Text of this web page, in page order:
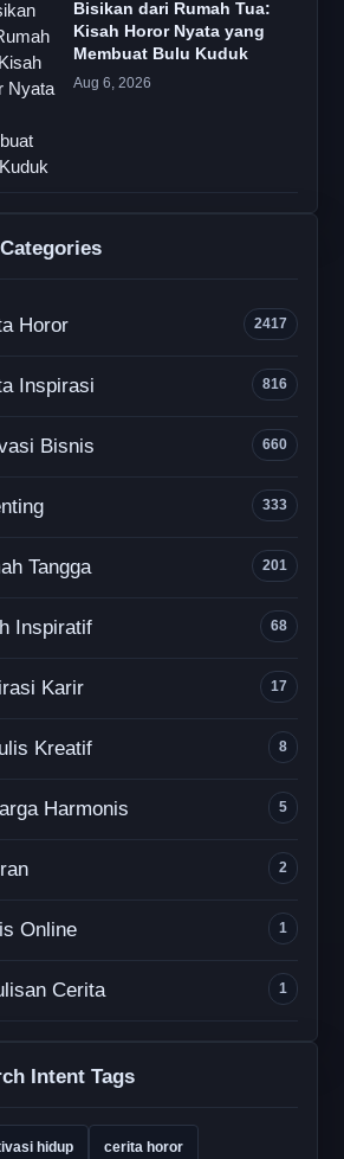
Bisikan dari Rumah Tua:
Kisah Horor Nyata yang
Membuat Bulu Kuduk
Aug 6, 2026
Horor 2417
Inspirasi 816
Bisnis 660
333
Tangga 201
Inspiratif 68
Karir 17
Kreatif 8
Harmonis 5
2
Online 1
Cerita 1
Intent Tags
hidup cerita horor